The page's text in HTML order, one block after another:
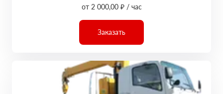
от 2 000,00 ₽ / час
Заказать